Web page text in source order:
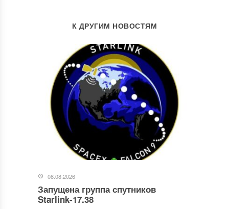
К ДРУГИМ НОВОСТЯМ
08.08.2026
Запущена группа спутников
Starlink-17.38